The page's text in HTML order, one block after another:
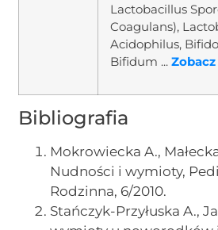
Lactobacillus
Coagulans),
Acidophilus,
Bifidum ...
Bibliografia
Mokrowiecka A.,
Nudności i wymioty,
Rodzinna, 6/2010.
Stańczyk-Przyłuska A.,